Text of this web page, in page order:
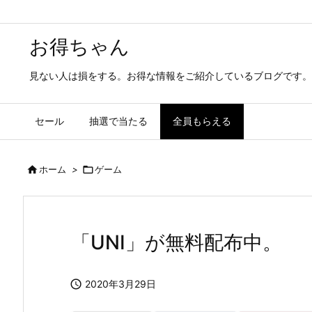
お得ちゃん
見ない人は損をする。お得な情報をご紹介しているブログです。
セール 抽選で当たる 全員もらえる
ホーム > ゲーム
「UNI」が無料配布中。
 2020年3月29日